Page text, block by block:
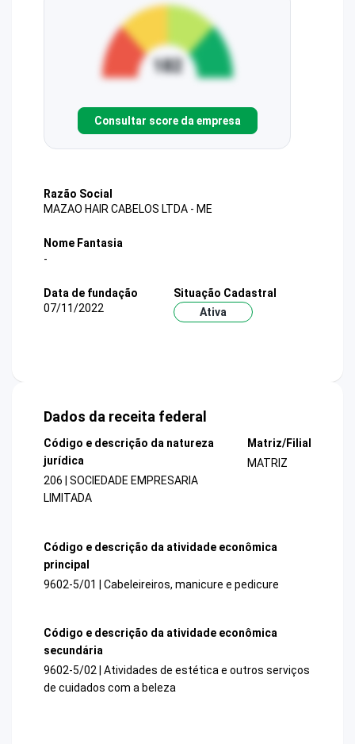
Consultar score da empresa
Razão Social
MAZAO HAIR CABELOS LTDA - ME
Nome Fantasia
-
Data de fundação
07/11/2022
Situação Cadastral
Ativa
Dados da receita federal
Código e descrição da natureza
jurídica
206 | SOCIEDADE EMPRESARIA
LIMITADA
Matriz/Filial
MATRIZ
Código e descrição da atividade econômica
principal
9602-5/01 | Cabeleireiros, manicure e pedicure
Código e descrição da atividade econômica
secundária
9602-5/02 | Atividades de estética e outros serviços
de cuidados com a beleza